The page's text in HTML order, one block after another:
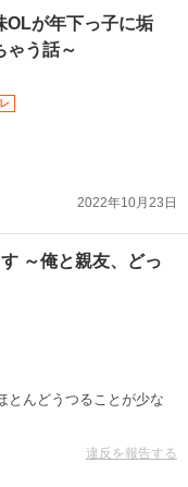
OLが年下っ子に垢
ゃう話～
2022年10月23日
～俺と親友、どっ
とんどうつることが少な
違反を報告する